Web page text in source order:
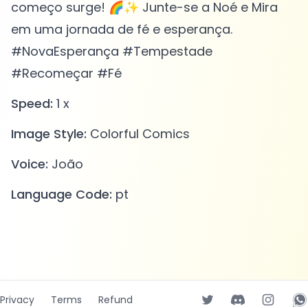
começo surge! 🌈✨ Junte-se a Noé e Mira
em uma jornada de fé e esperança.
#NovaEsperança #Tempestade
#Recomeçar #Fé
Speed: 1 x
Image Style: Colorful Comics
Voice: João
Language Code: pt
Privacy Terms Refund